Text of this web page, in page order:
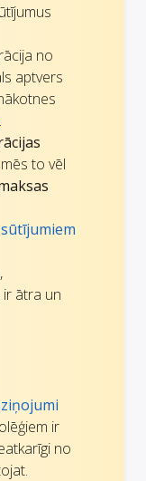
no
aptvers
.
to vēl
ir ātra un
ir
no